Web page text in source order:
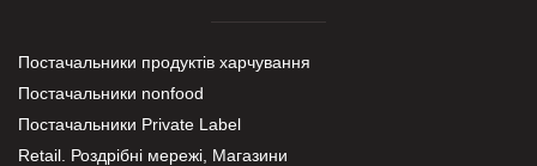
Постачальники продуктів харчування
Постачальники nonfood
Постачальники Private Label
Retail. Роздрібні мережі, Магазини